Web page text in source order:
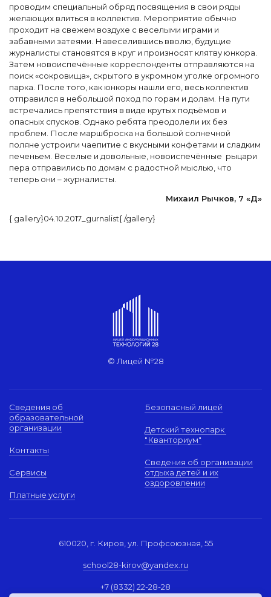
проводим специальный обряд посвящения в свои ряды
желающих влиться в коллектив. Мероприятие обычно
проходит на свежем воздухе с веселыми играми и
забавными затеями. Навеселившись вволю, будущие
журналисты становятся в круг и произносят клятву юнкора.
Затем новоиспечённые корреспонденты отправляются на
поиск «сокровища», скрытого в укромном уголке огромного
парка. После того, как юнкоры нашли его, весь коллектив
отправился в небольшой поход по горам и долам. На пути
встречались препятствия в виде крутых подъёмов и
опасных спусков. Однако ребята преодолели их без
проблем. После маршброска на большой солнечной
поляне устроили чаепитие с вкусными конфетами и сладким
печеньем. Веселые и довольные, новоиспечённые рыцари
пера отправились по домам с радостной мыслью, что
теперь они – журналисты.
Михаил Рычков, 7 «Д»
{ gallery}04.10.2017_gurnalist{ /gallery}
© Лицей №28
Сведения об
образовательной
организации
Контакты
Сервисы
Платные услуги
Безопасный лицей
Детский технопарк
"Кванториум"
Сведения об организации
отдыха детей и их
оздоровлении
610020, г. Киров, ул. Профсоюзная, 55
school28-kirov@yandex.ru
+7 (8332) 22-28-28